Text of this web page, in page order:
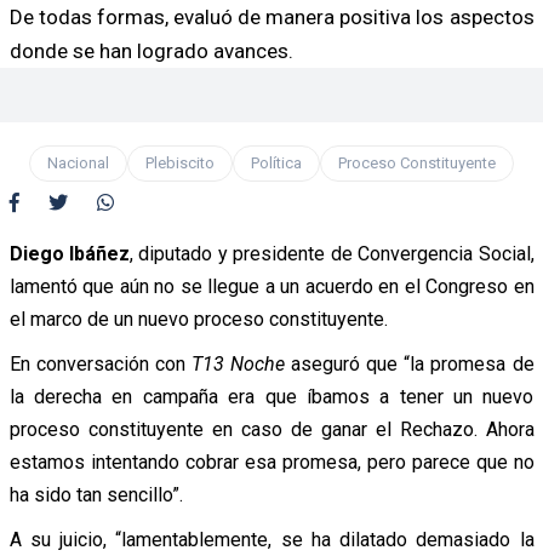
De todas formas, evaluó de manera positiva los aspectos
donde se han logrado avances.
Nacional Plebiscito Política Proceso Constituyente
Diego Ibáñez, diputado y presidente de Convergencia Social,
lamentó que aún no se llegue a un acuerdo en el Congreso en
el marco de un nuevo proceso constituyente.
En conversación con T13 Nocheaseguró que “la promesa de
la derecha en campaña era que íbamos a tener un nuevo
proceso constituyente en caso de ganar el Rechazo. Ahora
estamos intentando cobrar esa promesa, pero parece que no
ha sido tan sencillo”.
A su juicio, “lamentablemente, se ha dilatado demasiado la